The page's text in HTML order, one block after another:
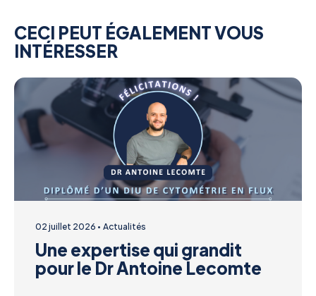
CECI PEUT ÉGALEMENT VOUS
INTÉRESSER
02 juillet 2026 Actualités
Une expertise qui grandit
pour le Dr Antoine Lecomte